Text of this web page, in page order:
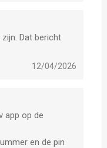
Dat bericht
12/04/2026
app op de
en de pin